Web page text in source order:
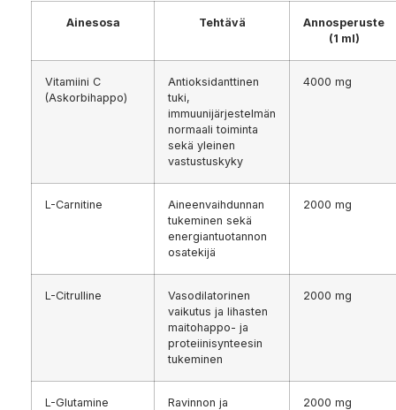
Ainesosa Tehtävä
Annosperuste
(1 ml)
Vitamiini C
(Askorbihappo)
Antioksidanttinen
tuki,
immuunijärjestelmän
normaali toiminta
sekä yleinen
vastustuskyky
4000 mg
L-Carnitine
Aineenvaihdunnan
tukeminen sekä
energiantuotannon
osatekijä
2000 mg
L-Citrulline
Vasodilatorinen
vaikutus ja lihasten
maitohappo- ja
proteiinisynteesin
tukeminen
2000 mg
L-Glutamine
Ravinnon ja
2000 mg